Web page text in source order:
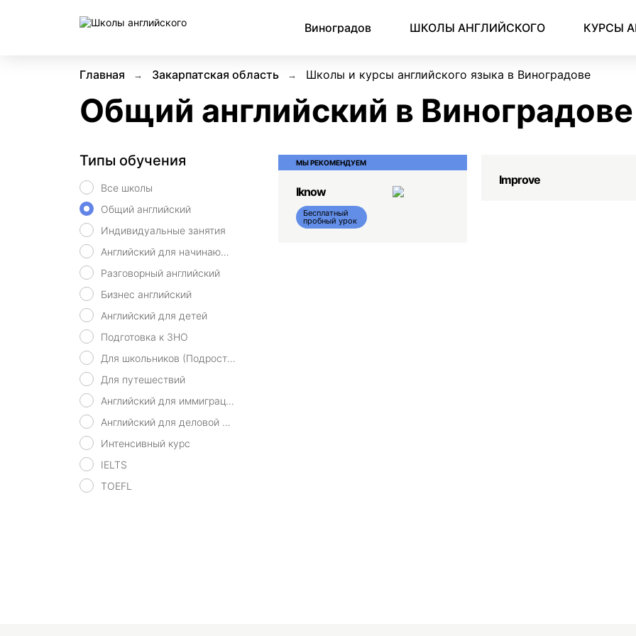
Виноградов ШКОЛЫ АНГЛИЙСКОГО КУРСЫ
Главная Закарпатская область Школы и курсы английского языка в Виноградове
Общий английский в Виноградове
Типы обучения
Все школы
Общий английский
Индивидуальные занятия
Английский для начинающих
Разговорный английский
Бизнес английский
Английский для детей
Подготовка к ЗНО
Для школьников (Подростков)
Для путешествий
Английский для иммиграции
Английский для деловой переписки
Интенсивный курс
IELTS
TOEFL
МЫ РЕКОМЕНДУЕМ
Iknow
Бесплатный
пробный урок
Improve